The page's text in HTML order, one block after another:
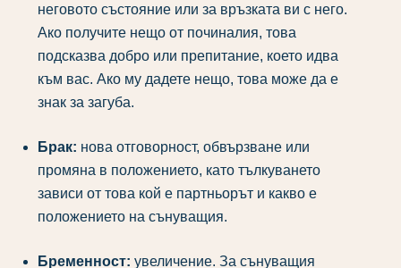
неговото състояние или за връзката ви с него.
Ако получите нещо от починалия, това
подсказва добро или препитание, което идва
към вас. Ако му дадете нещо, това може да е
знак за загуба.
Брак: нова отговорност, обвързване или
промяна в положението, като тълкуването
зависи от това кой е партньорът и какво е
положението на сънуващия.
Бременност: увеличение. За сънуващия